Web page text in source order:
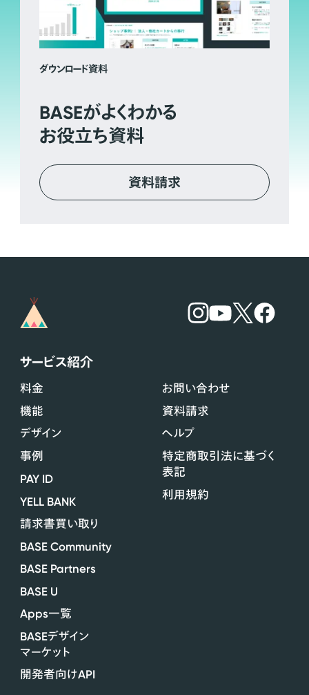
ダウンロード資料
BASEがよくわかる
お役立ち資料
資料請求
サービス紹介
料金
機能
デザイン
事例
PAY ID
YELL BANK
請求書買い取り
BASE Community
BASE Partners
BASE U
Apps一覧
BASEデザイン
マーケット
開発者向けAPI
お問い合わせ
資料請求
ヘルプ
特定商取引法に基づく
表記
利用規約